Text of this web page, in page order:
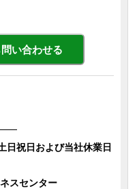
い合わせる
日祝日および当社休業日
スセンター